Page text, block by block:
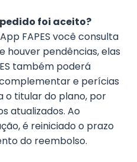
foi aceito?
FAPES você consulta
houver pendências, elas
também poderá
e perícias
o titular do plano, por
atualizados. Ao
é reiniciado o prazo
do reembolso.